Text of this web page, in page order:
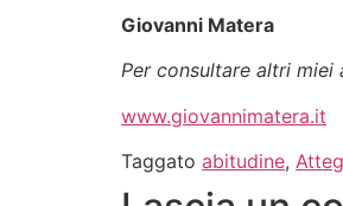
Giovanni Matera
Per consultare altri miei
www.giovannimatera.it
Taggato abitudine,